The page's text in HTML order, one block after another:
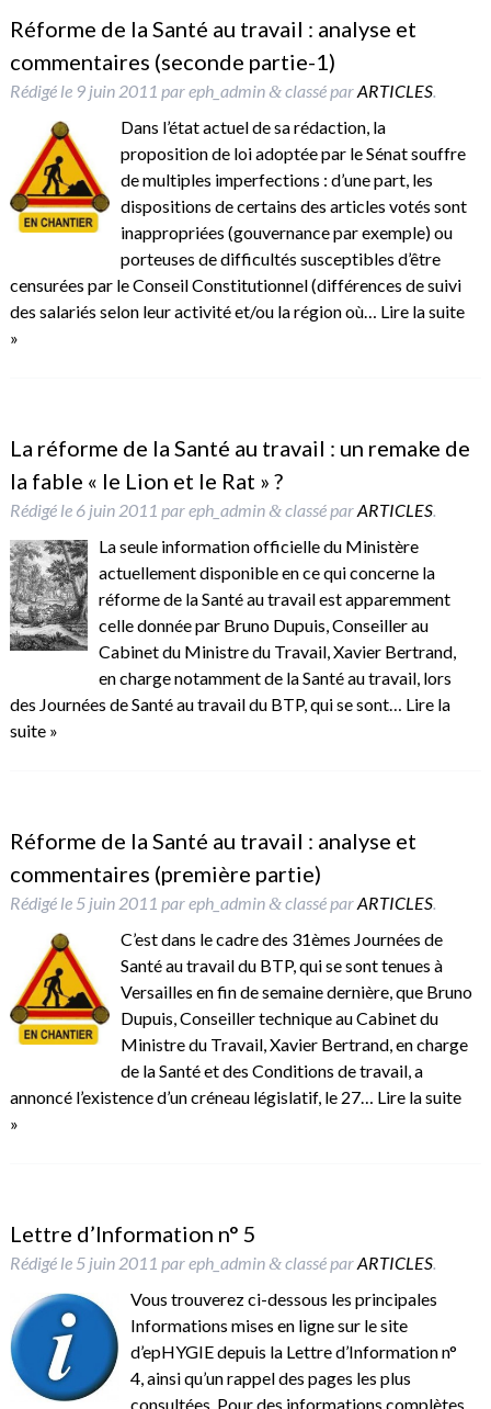
Réforme de la Santé au travail : analyse et
commentaires (seconde partie-1)
Rédigé le 9 juin 2011 pareph_admin &classé parARTICLES.
Dans l’état actuel de sa rédaction, la
proposition de loi adoptée par le Sénat souffre
de multiples imperfections : d’une part, les
dispositions de certains des articles votés sont
inappropriées (gouvernance par exemple) ou
porteuses de difficultés susceptibles d’être
censurées par le Conseil Constitutionnel (différences de suivi
des salariés selon leur activité et/ou la région où… Lire la suite
»
La réforme de la Santé au travail : un remake de
la fable « le Lion et le Rat » ?
Rédigé le 6 juin 2011 pareph_admin &classé parARTICLES.
La seule information officielle du Ministère
actuellement disponible en ce qui concerne la
réforme de la Santé au travail est apparemment
celle donnée par Bruno Dupuis, Conseiller au
Cabinet du Ministre du Travail, Xavier Bertrand,
en charge notamment de la Santé au travail, lors
des Journées de Santé au travail du BTP, qui se sont… Lire la
suite »
Réforme de la Santé au travail : analyse et
commentaires (première partie)
Rédigé le 5 juin 2011 pareph_admin &classé parARTICLES.
C’est dans le cadre des 31èmes Journées de
Santé au travail du BTP, qui se sont tenues à
Versailles en fin de semaine dernière, que Bruno
Dupuis, Conseiller technique au Cabinet du
Ministre du Travail, Xavier Bertrand, en charge
de la Santé et des Conditions de travail, a
annoncé l’existence d’un créneau législatif, le 27… Lire la suite
»
Lettre d’Information n° 5
Rédigé le 5 juin 2011 pareph_admin &classé parARTICLES.
Vous trouverez ci-dessous les principales
Informations mises en ligne sur le site
d’epHYGIE depuis la Lettre d’Information n°
4, ainsi qu’un rappel des pages les plus
consultées. Pour des informations complètes,